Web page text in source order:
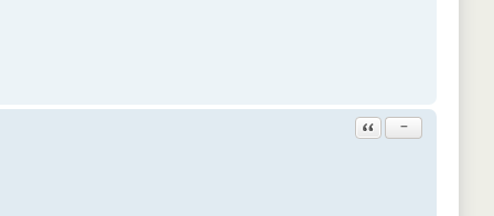
Ответить с цитатой
−